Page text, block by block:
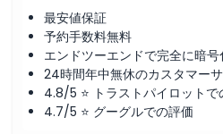
最安値保証
予約手数料無料
エンドツーエンドで完全に暗
24時間年中無休のカスタマー
4.8/5 ⭐ トラストパイロットで
4.7/5 ⭐ グーグルでの評価